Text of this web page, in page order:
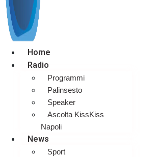
Home
Radio
Programmi
Palinsesto
Speaker
Ascolta KissKiss
Napoli
News
Sport